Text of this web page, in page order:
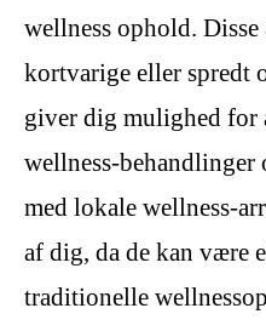
wellness ophold.
kortvarige eller spredt
giver dig mulighed for
wellness-
med lokale wellness-
af dig, da de kan være
traditionelle